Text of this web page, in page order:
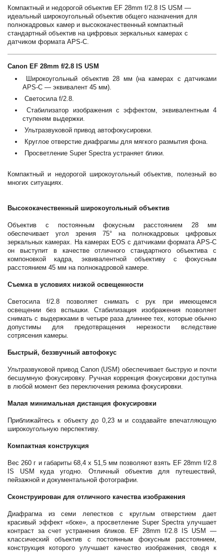
Компактный и недорогой объектив EF 28mm f/2.8 IS USM —
идеальный широкоугольный объектив общего назначения для
полнокадровых камер и высококачественный компактный
стандартный объектив на цифровых зеркальных камерах с
датчиком формата APS-C.
Canon EF 28mm f/2.8 IS USM
Широкоугольный объектив 28 мм (на камерах с датчиками
APS-C — эквивалент 45 мм).
Светосила f/2.8.
Стабилизатор изображения с эффектом, эквивалентным 4
ступеням выдержки.
Ультразвуковой привод автофокусировки.
Круглое отверстие диафрагмы для мягкого размытия фона.
Просветление Super Spectra устраняет блики.
Компактный и недорогой широкоугольный объектив, полезный во
многих ситуациях.
Высококачественный широкоугольный объектив
Объектив с постоянным фокусным расстоянием 28 мм
обеспечивает угол зрения 75° на полнокадровых цифровых
зеркальных камерах. На камерах EOS с датчиками формата APS-C
он выступит в качестве отличного стандартного объектива с
компоновкой кадра, эквивалентной объективу с фокусным
расстоянием 45 мм на полнокадровой камере.
Съемка в условиях низкой освещенности
Светосила f/2.8 позволяет снимать с рук при имеющемся
освещении без вспышки. Стабилизация изображения позволяет
снимать с выдержками в четыре раза длиннее тех, которые обычно
допустимы для предотвращения нерезкости вследствие
сотрясения камеры.
Быстрый, беззвучный автофокус
Ультразвуковой привод Canon (USM) обеспечивает быструю и почти
бесшумную фокусировку. Ручная коррекция фокусировки доступна
в любой момент без переключения режима фокусировки.
Малая минимальная дистанция фокусировки
Приближайтесь к объекту до 0,23 м и создавайте впечатляющую
широкоугольную перспективу.
Компактная конструкция
Вес 260 г и габариты 68,4 x 51,5 мм позволяют взять EF 28mm f/2.8
IS USM куда угодно. Отличный объектив для путешествий,
пейзажной и документальной фотографии.
Сконструирован для отличного качества изображения
Диафрагма из семи лепестков с круглым отверстием дает
красивый эффект «боке», а просветление Super Spectra улучшает
контраст за счет устранения бликов. EF 28mm f/2.8 IS USM —
классический объектив с постоянным фокусным расстоянием,
конструкция которого улучшает качество изображения, сводя к